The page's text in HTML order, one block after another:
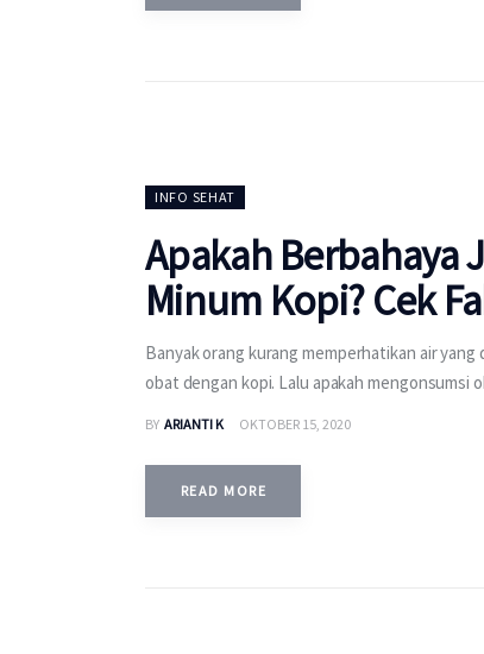
INFO SEHAT
Apakah Berbahaya
Minum Kopi? Cek
Banyak orang kurang memperhatikan air
obat dengan kopi. Lalu apakah mengonsumsi
BY ARIANTI K OKTOBER 15, 2020
READ MORE